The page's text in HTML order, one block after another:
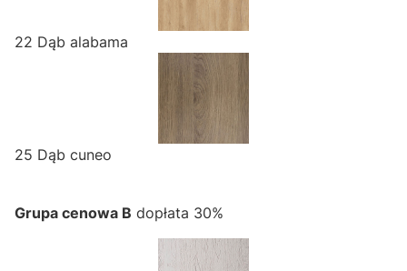
22 Dąb alabama
25 Dąb cuneo
Grupa cenowa B dopłata 30%